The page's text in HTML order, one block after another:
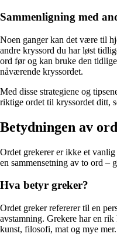
Sammenligning med
Noen ganger kan det være til
andre kryssord du har løst
ord før og kan bruke den
nåværende kryssordet.
Med disse strategiene og
riktige ordet til kryssordet ditt,
Betydningen av
Ordet grekerer er ikke et
en sammensetning av to ord –
Hva betyr greker?
Ordet greker refererer til en
avstamning. Grekere har en
kunst, filosofi, mat og mye mer.